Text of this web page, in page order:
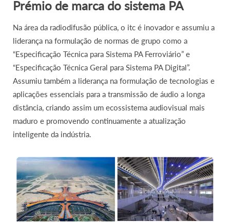
Prémio de marca do sistema PA
Na área da radiodifusão pública, o itc é inovador e assumiu a
liderança na formulação de normas de grupo como a
“Especificação Técnica para Sistema PA Ferroviário” e
“Especificação Técnica Geral para Sistema PA Digital”.
Assumiu também a liderança na formulação de tecnologias e
aplicações essenciais para a transmissão de áudio a longa
distância, criando assim um ecossistema audiovisual mais
maduro e promovendo continuamente a atualização
inteligente da indústria.